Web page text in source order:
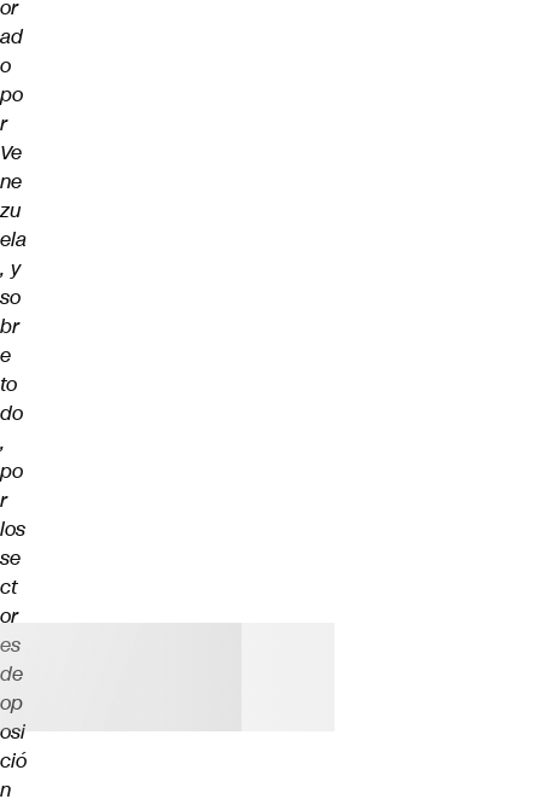
or
ad
o
po
r
Ve
ne
zu
ela
, y
so
br
e
to
do
,
po
r
los
se
ct
or
es
de
op
osi
ció
n